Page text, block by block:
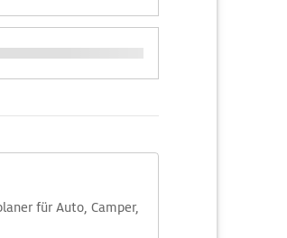
für Auto, Camper,